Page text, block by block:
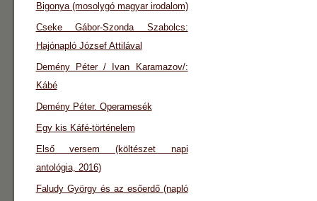
Bigonya (mosolygó magyar irodalom)
Cseke Gábor-Szonda Szabolcs:
Hajónapló József Attilával
Demény Péter / Ivan Karamazov/:
Kábé
Demény Péter. Operamesék
Egy kis Káfé-történelem
Első versem (költészet napi
antológia, 2016)
Faludy György és az esőerdő (napló